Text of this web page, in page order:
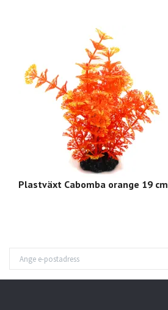
Plastväxt Cabomba orange 19 cm